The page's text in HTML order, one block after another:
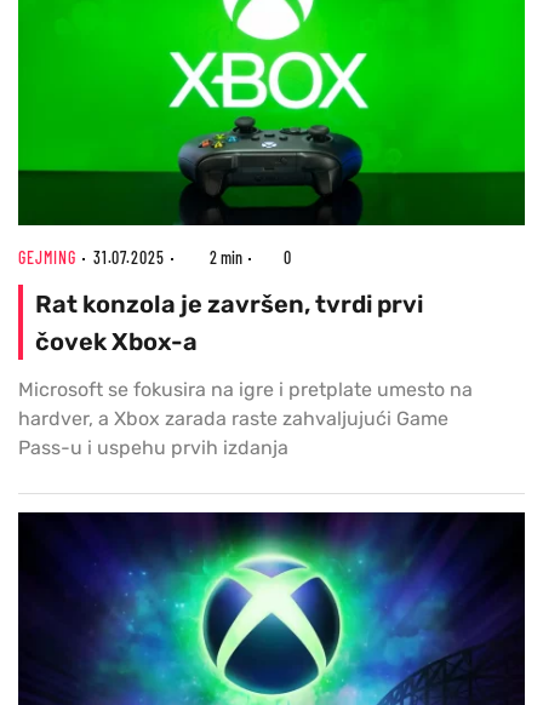
GEJMING 31.07.2025 2 min 0
Rat konzola je završen, tvrdi prvi
čovek Xbox-a
Microsoft se fokusira na igre i pretplate umesto na
hardver, a Xbox zarada raste zahvaljujući Game
Pass-u i uspehu prvih izdanja